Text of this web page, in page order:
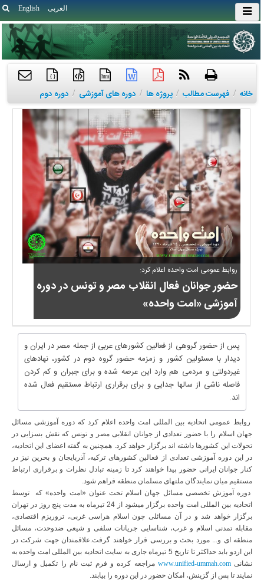
English العربی
htm
{ }
خانه / فهرست مطالب / پروژه ها / دوره های آموزشی / دوره دوم
روابط عمومی امت واحده اعلام کرد:
حضور جوانان فعال انقلاب مصر و تونس در دوره
آموزشی «امت واحده»
پس از حضور گروهی از فعالین کشورهای عربی از جمله مصر در ایران و
دیدار با مسئولین کشور و زمزمه حضور گروه دوم در کشور، نهادهای
غیردولتی و مردمی هم وارد این عرصه شده و برای جبران و کم کردن
فاصله ناشی از سالها جدایی و برای برقراری ارتباط مستقیم فعال شده
اند.
روابط عمومی اتحادیه بین المللی امت واحده اعلام کرد که دوره آموزشی مسائل
جهان اسلام را با حضور تعدادی از جوانان انقلابی مصر و تونس که نقش بسزایی در
تحولات این کشورها داشته اند برگزار خواهد کرد. همچنین به گفته اعضای این اتحادیه،
در این دوره آموزشی تعدادی از فعالین کشورهای ترکیه، آذربایجان و بحرین نیز در
کنار جوانان ایرانی حضور پیدا خواهند کرد تا زمینه تبادل نظرات و برقراری ارتباط
مستقیم میان نمایندگان ملتهای مسلمان منطقه فراهم شود.
دوره آموزش تخصصی مسائل جهان اسلام تحت عنوان «امت واحده» که توسط
اتحادیه بین المللی امت واحده برگزار میشود از 24 تیرماه به مدت پنج روز در تهران
برگزار خواهد شد و در آن مسائلی چون اسلام هراسی غربی، تروریزم اقتصادی،
مقابله تمدنی اسلام و غرب، شناسایی جریانات سلفی و شیعی ضدوحدت، مسائل
منطقه ای و... مورد بحث و بررسی قرار خواهند گرفت.علاقمندان جهت شرکت در
این اردو باید حداکثر تا تاریخ 5 تیرماه جاری به سایت اتحادیه بین المللی امت واحده به
نشانیwww.unified-ummah.com مراجعه کرده و فرم ثبت نام را تکمیل و ارسال
نمایند تا پس از گزینش، امکان حضور در این دوره را بیابند.